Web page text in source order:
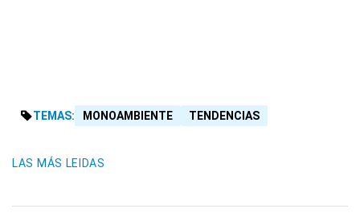
TEMAS: MONOAMBIENTE TENDENCIAS
LAS MÁS LEIDAS